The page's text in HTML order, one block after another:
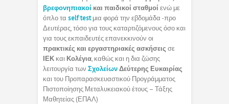
βρεφονηπιακοί και παιδικοί σταθμοί ενώ με
όπλο τα self testμια φορά την εβδομάδα -προ
Δευτέρας, τόσο για τους καταρτιζόμενους όσο και
για τους εκπαιδευτές επανεκκινούν οι
πρακτικές και εργαστηριακές ασκήσεις σε
ΙΕΚ και Κολέγια, καθώς και η δια ζώσης
λειτουργία των ΣχολείωνΔεύτερης Ευκαιρίας
και του Προπαρασκευαστικού Προγράμματος
Πιστοποίησης Μεταλυκειακού έτους – Τάξης
Μαθητείας (ΕΠΑΛ)